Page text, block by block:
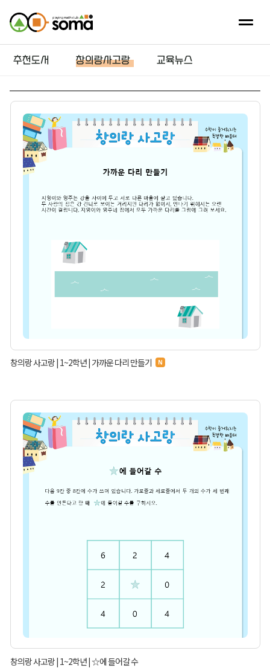
추천도서 창의랑사고랑 교육뉴스
창의랑 사고랑 | 1~2학년 | 가까운 다리 만들기
창의랑 사고랑 | 1~2학년 | ☆에 들어갈 수